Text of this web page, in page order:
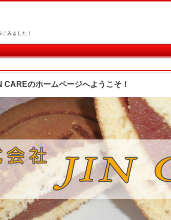
みました！
のホームページへようこそ！